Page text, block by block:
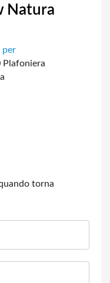
Natura
per
Plafoniera
torna